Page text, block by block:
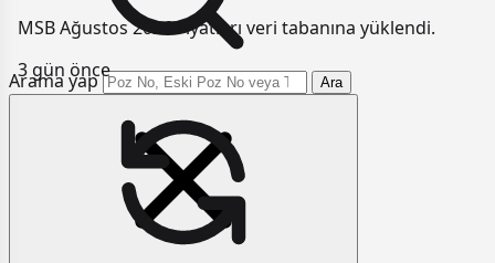
Arama yap Ara
MSB Ağustos 2026 Fiyatları veri tabanına yüklendi.
3 gün önce